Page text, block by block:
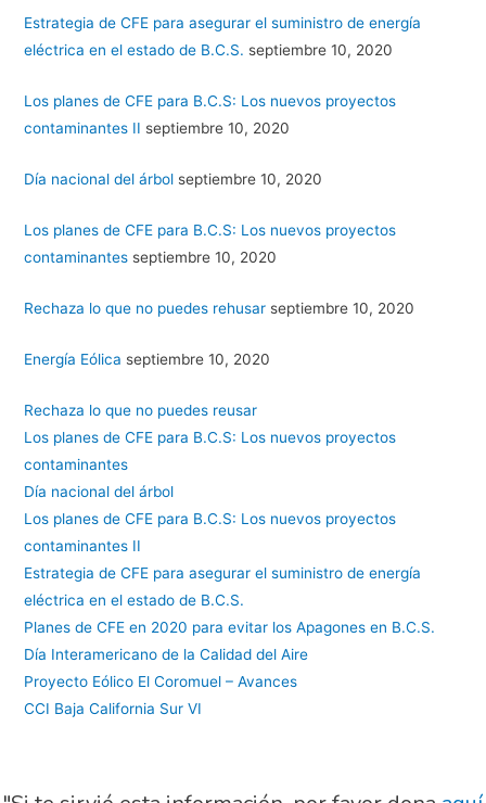
Estrategia de CFE para asegurar el suministro de energía
eléctrica en el estado de B.C.S. septiembre 10, 2020
Los planes de CFE para B.C.S: Los nuevos proyectos
contaminantes II septiembre 10, 2020
Día nacional del árbol septiembre 10, 2020
Los planes de CFE para B.C.S: Los nuevos proyectos
contaminantes septiembre 10, 2020
Rechaza lo que no puedes rehusar septiembre 10, 2020
Energía Eólica septiembre 10, 2020
Rechaza lo que no puedes reusar
Los planes de CFE para B.C.S: Los nuevos proyectos
contaminantes
Día nacional del árbol
Los planes de CFE para B.C.S: Los nuevos proyectos
contaminantes II
Estrategia de CFE para asegurar el suministro de energía
eléctrica en el estado de B.C.S.
Planes de CFE en 2020 para evitar los Apagones en B.C.S.
Día Interamericano de la Calidad del Aire
Proyecto Eólico El Coromuel – Avances
CCI Baja California Sur VI